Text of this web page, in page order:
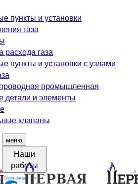
пункты и установки
газа
расхода газа
пункты и установки с узлами
промышленная
детали и элементы
клапаны
меню
Наши
работы